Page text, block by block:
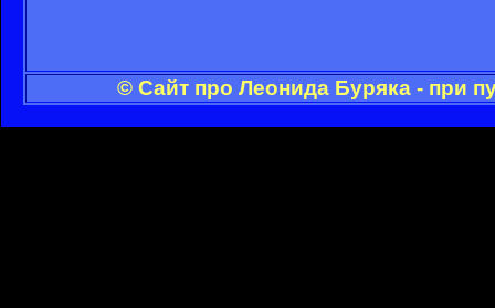
© Сайт про Леонида Буряка - при